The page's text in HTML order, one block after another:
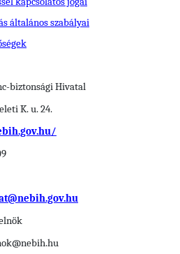
általános szabályai
biztonsági Hivatal
K. u. 24.